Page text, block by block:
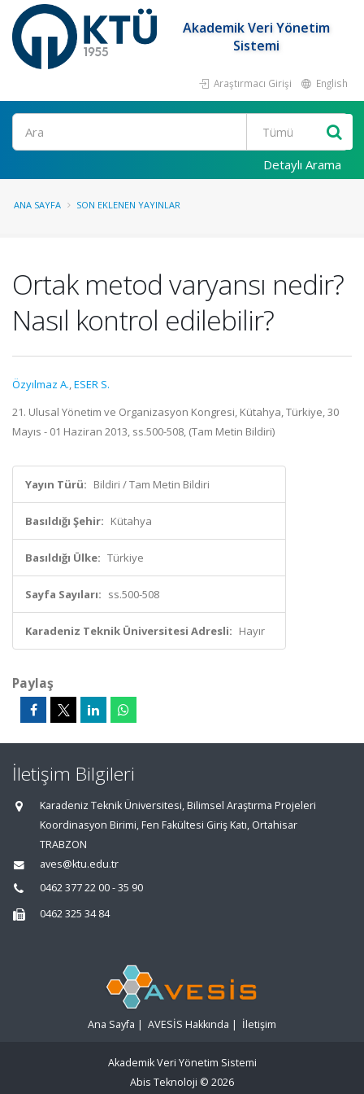
Akademik Veri Yönetim
Sistemi
Araştırmacı Girişi English
Ara
Detaylı Arama
ANA SAYFA SON EKLENEN YAYINLAR
Ortak metod varyansı nedir?
Nasıl kontrol edilebilir?
Özyılmaz A.,ESER S.
21. Ulusal Yönetim ve Organizasyon Kongresi, Kütahya, Türkiye, 30
Mayıs - 01 Haziran 2013, ss.500-508, (Tam Metin Bildiri)
Yayın Türü: Bildiri / Tam Metin Bildiri
Basıldığı Şehir: Kütahya
Basıldığı Ülke: Türkiye
Sayfa Sayıları: ss.500-508
Karadeniz Teknik Üniversitesi Adresli: Hayır
Paylaş
İletişim Bilgileri
Karadeniz Teknik Üniversitesi, Bilimsel Araştırma Projeleri
Koordinasyon Birimi, Fen Fakültesi Giriş Katı, Ortahisar
TRABZON
aves@ktu.edu.tr
0462 377 22 00 - 35 90
0462 325 34 84
Ana Sayfa | AVESİS Hakkında | İletişim
Akademik Veri Yönetim Sistemi
Abis Teknoloji © 2026